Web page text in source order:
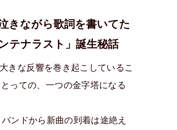
きながら歌詞を書いてた
テナラスト」誕生秘話
きな反響を巻き起こしているこ
っての、一つの金字塔になる
ンドから新曲の到着は途絶え